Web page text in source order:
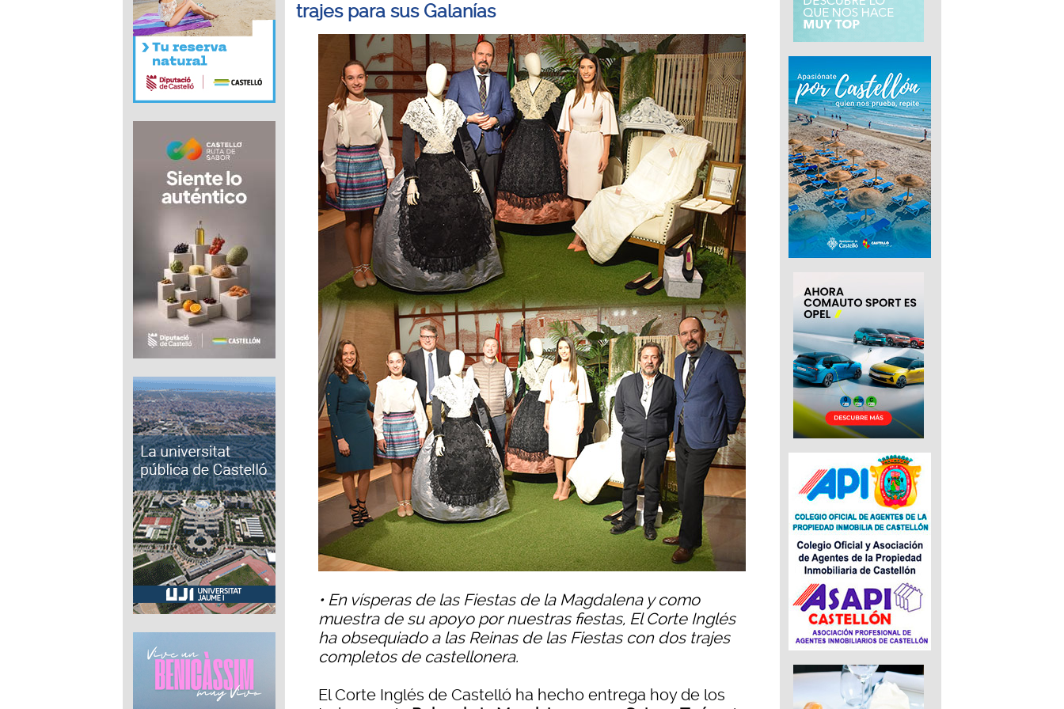
trajes para sus Galanías
• En vísperas de las Fiestas de la Magdalena y como
muestra de su apoyo por nuestras fiestas, El Corte Inglés
ha obsequiado a las Reinas de las Fiestas con dos trajes
completos de castellonera.
El Corte Inglés de Castelló ha hecho entrega hoy de los